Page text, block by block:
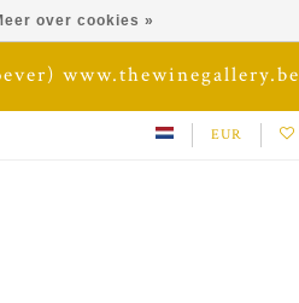
www.thewinegallery.be
EUR
over cookies »